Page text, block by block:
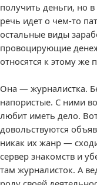
получить деньги, но
речь идет о чем-то
остальные виды
провоцирующие
относятся к этому же
Она — журналистка.
напористые. С ними
любит иметь дело.
довольствуются
никак их жанр —
сервер знакомств и
там журналисток. А